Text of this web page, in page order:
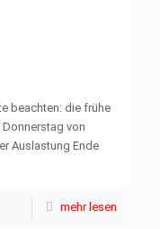
beachten: die frühe
von
Auslastung Ende
mehr lesen